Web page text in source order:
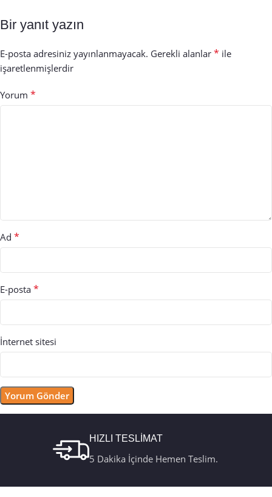
Bir yanıt yazın
E-posta adresiniz yayınlanmayacak. Gerekli alanlar * ile
işaretlenmişlerdir
Yorum *
Ad *
E-posta *
İnternet sitesi
HIZLI TESLİMAT
5 Dakika İçinde Hemen Teslim.